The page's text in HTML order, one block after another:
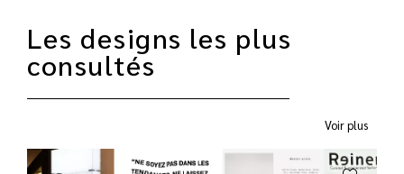
Les designs les plus
consultés
Voir plus